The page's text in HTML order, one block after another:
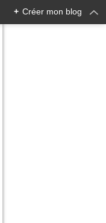
+ Créer mon blog